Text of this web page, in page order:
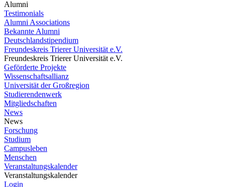
Alumni
Testimonials
Alumni Associations
Bekannte Alumni
Deutschlandstipendium
Freundeskreis Trierer Universität e.V.
Freundeskreis Trierer Universität e.V.
Geförderte Projekte
Wissenschaftsallianz
Universität der Großregion
Studierendenwerk
Mitgliedschaften
News
News
Forschung
Studium
Campusleben
Menschen
Veranstaltungskalender
Veranstaltungskalender
Login